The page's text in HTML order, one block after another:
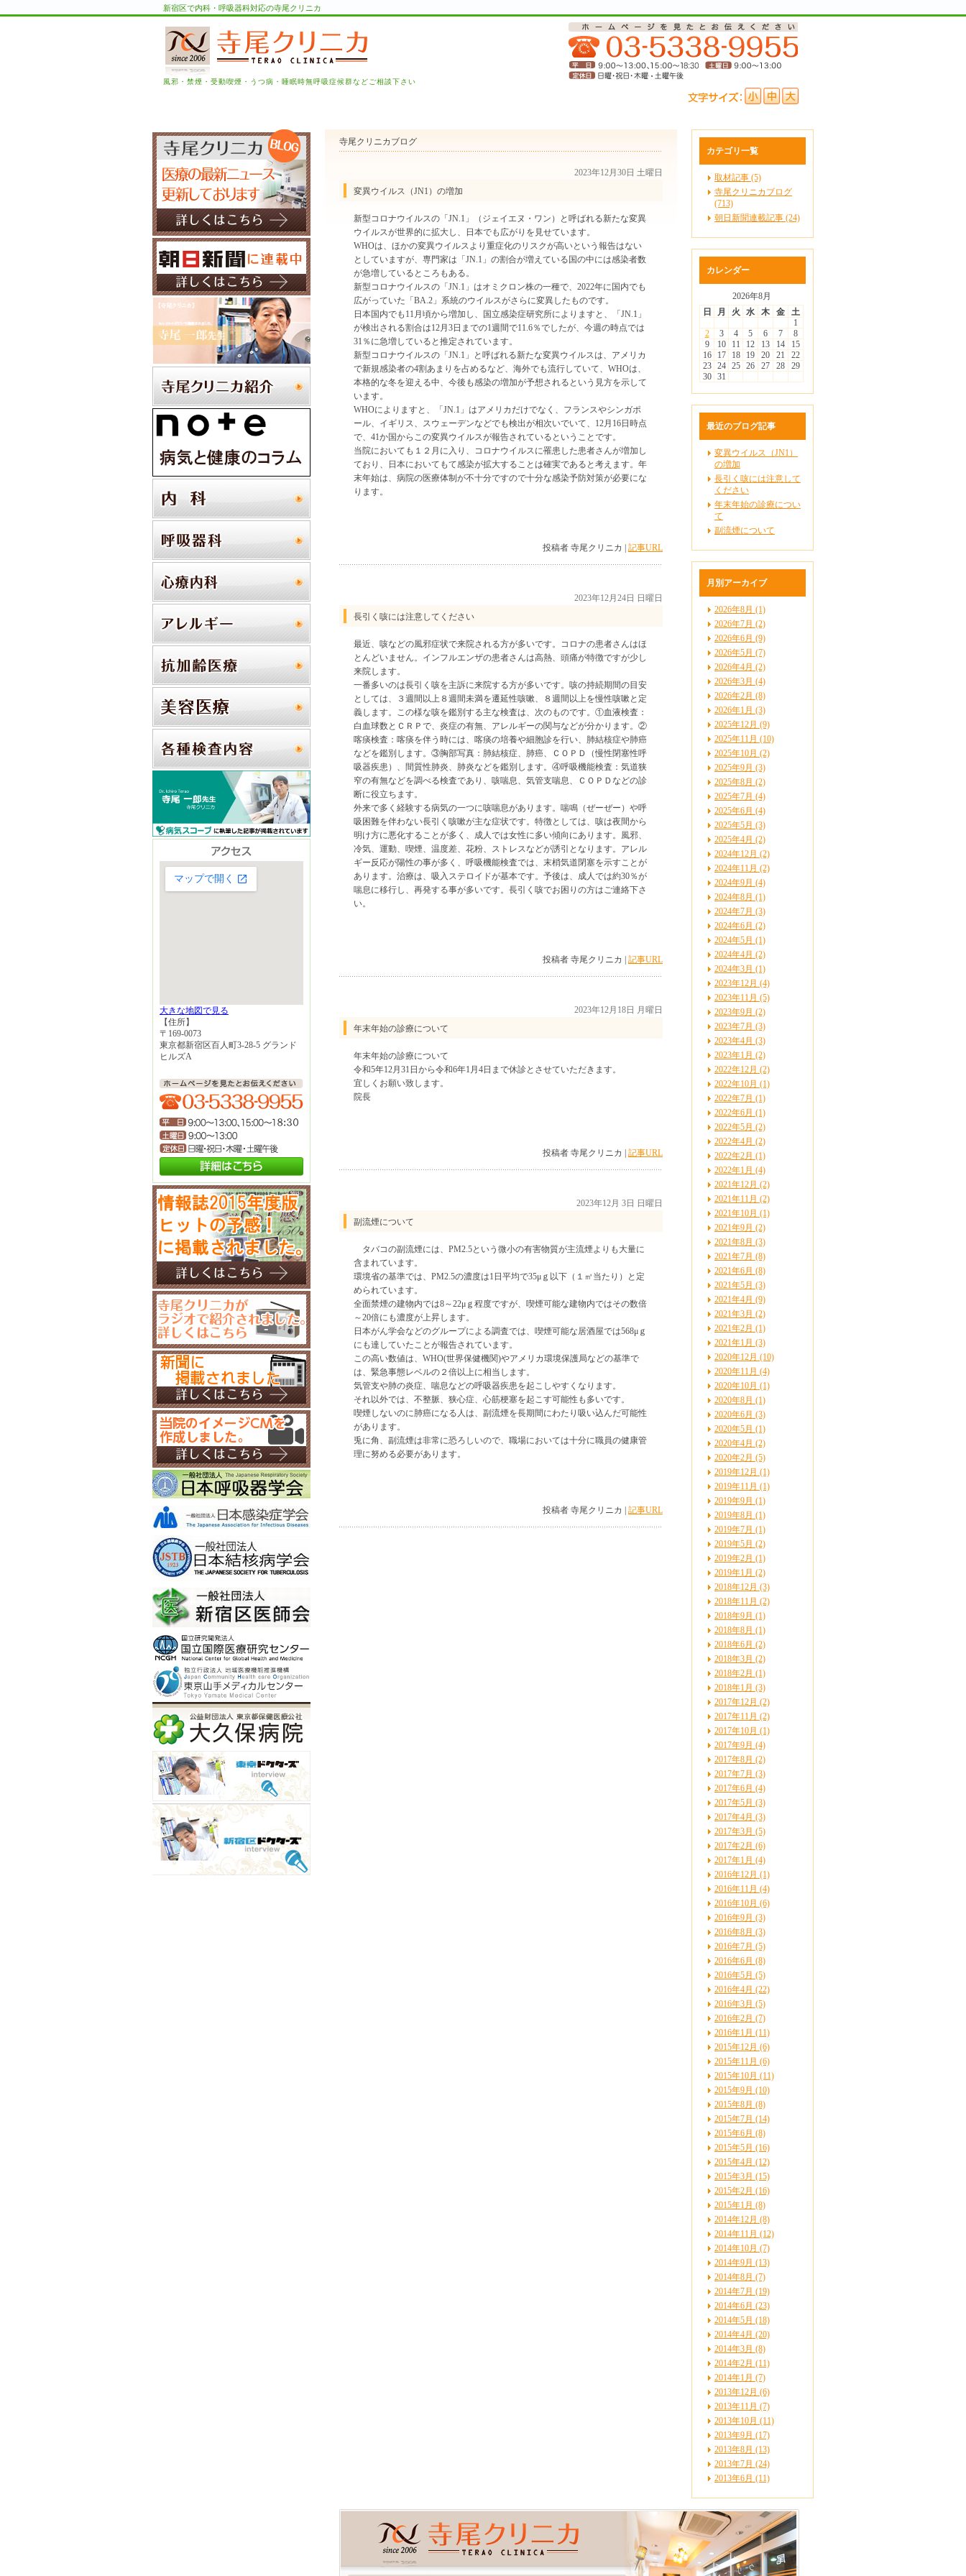
新宿区で内科・呼吸器科対応の寺尾クリニカ
風邪・禁煙・受動喫煙・うつ病・睡眠時無呼吸症候群などご相談下さい
寺尾クリニカブログ
2023年12月30日 土曜日
変異ウイルス（JN1）の増加
新型コロナウイルスの「JN.1」（ジェイエヌ・ワン）と呼ばれる新たな変異
ウイルスが世界的に拡大し、日本でも広がりを見せています。
WHOは、ほかの変異ウイルスより重症化のリスクが高いという報告はない
としていますが、専門家は「JN.1」の割合が増えている国の中には感染者数
が急増しているところもある。
新型コロナウイルスの「JN.1」はオミクロン株の一種で、2022年に国内でも
広がっていた「BA.2」系統のウイルスがさらに変異したものです。
日本国内でも11月頃から増加し、国立感染症研究所によりますと、「JN.1」
が検出される割合は12月3日までの1週間で11.6％でしたが、今週の時点では
31％に急増していると推定されています。
新型コロナウイルスの「JN.1」と呼ばれる新たな変異ウイルスは、アメリカ
で新規感染者の4割あまりを占めるなど、海外でも流行していて、WHOは、
本格的な冬を迎える中、今後も感染の増加が予想されるという見方を示して
います。
WHOによりますと、「JN.1」はアメリカだけでなく、フランスやシンガポ
ール、イギリス、スウェーデンなどでも検出が相次いでいて、12月16日時点
で、41か国からこの変異ウイルスが報告されているということです。
当院においても１２月に入り、コロナウイルスに罹患した患者さんが増加し
ており、日本においてもて感染が拡大することは確実であると考えます。年
末年始は、病院の医療体制が不十分ですので十分な感染予防対策が必要にな
ります。
投稿者 寺尾クリニカ | 記事URL
2023年12月24日 日曜日
長引く咳には注意してください
最近、咳などの風邪症状で来院される方が多いです。コロナの患者さんはほ
とんどいません。インフルエンザの患者さんは高熱、頭痛が特徴ですが少し
来院します。
一番多いのは長引く咳を主訴に来院する方が多いです。咳の持続期間の目安
としては、３週間以上８週間未満を遷延性咳嗽、８週間以上を慢性咳嗽と定
義します。この様な咳を鑑別する主な検査は、次のものです。①血液検査：
白血球数とＣＲＰで、炎症の有無、アレルギーの関与などが分かります。②
喀痰検査：喀痰を伴う時には、喀痰の培養や細胞診を行い、肺結核症や肺癌
などを鑑別します。③胸部写真：肺結核症、肺癌、ＣＯＰＤ（慢性閉塞性呼
吸器疾患）、間質性肺炎、肺炎などを鑑別します。④呼吸機能検査：気道狭
窄の有無などを調べる検査であり、咳喘息、気管支喘息、ＣＯＰＤなどの診
断に役立ちます。
外来で多く経験する病気の一つに咳喘息があります。喘鳴（ぜーぜー）や呼
吸困難を伴わない長引く咳嗽が主な症状です。特徴としては、咳は夜間から
明け方に悪化することが多く、成人では女性に多い傾向にあります。風邪、
冷気、運動、喫煙、温度差、花粉、ストレスなどが誘引となります。アレル
ギー反応が陽性の事が多く、呼吸機能検査では、末梢気道閉塞を示すことが
あります。治療は、吸入ステロイドが基本です。予後は、成人では約30％が
喘息に移行し、再発する事が多いです。長引く咳でお困りの方はご連絡下さ
い。
投稿者 寺尾クリニカ | 記事URL
2023年12月18日 月曜日
年末年始の診療について
年末年始の診療について
令和5年12月31日から令和6年1月4日まで休診とさせていただきます。
宜しくお願い致します。
院長
投稿者 寺尾クリニカ | 記事URL
2023年12月 3日 日曜日
副流煙について
タバコの副流煙には、PM2.5という微小の有害物質が主流煙よりも大量に
含まれています。
環境省の基準では、PM2.5の濃度は1日平均で35μｇ以下（１㎥当たり）と定
められています。
全面禁煙の建物内では8～22μｇ程度ですが、喫煙可能な建物内ではその数倍
～20倍にも濃度が上昇します。
日本がん学会などのグループによる調査では、喫煙可能な居酒屋では568μｇ
にも達していたことが報告されています。
この高い数値は、WHO(世界保健機関)やアメリカ環境保護局などの基準で
は、緊急事態レベルの２倍以上に相当します。
気管支や肺の炎症、喘息などの呼吸器疾患を起こしやすくなります。
それ以外では、不整脈、狭心症、心筋梗塞を起こす可能性も多いです。
喫煙しないのに肺癌になる人は、副流煙を長期間にわたり吸い込んだ可能性
があります。
兎に角、副流煙は非常に恐ろしいので、職場においては十分に職員の健康管
理に努める必要があります。
投稿者 寺尾クリニカ | 記事URL
カテゴリ一覧
取材記事 (5)
寺尾クリニカブログ
(713)
朝日新聞連載記事 (24)
カレンダー
2026年8月
日
月 火 水 木 金
土
1
2
3 4 5 6 7
8
9
10 11 12 13 14
15
16
17 18 19 20 21
22
23
24 25 26 27 28
29
30
31
最近のブログ記事
変異ウイルス（JN1）
の増加
長引く咳には注意して
ください
年末年始の診療につい
て
副流煙について
月別アーカイブ
2026年8月 (1)
2026年7月 (2)
2026年6月 (9)
2026年5月 (7)
2026年4月 (2)
2026年3月 (4)
2026年2月 (8)
2026年1月 (3)
2025年12月 (9)
2025年11月 (10)
2025年10月 (2)
2025年9月 (3)
2025年8月 (2)
2025年7月 (4)
2025年6月 (4)
2025年5月 (3)
2025年4月 (2)
2024年12月 (2)
2024年11月 (2)
2024年9月 (4)
2024年8月 (1)
2024年7月 (3)
2024年6月 (2)
2024年5月 (1)
2024年4月 (2)
2024年3月 (1)
2023年12月 (4)
2023年11月 (5)
2023年9月 (2)
2023年7月 (3)
2023年4月 (3)
2023年1月 (2)
2022年12月 (2)
2022年10月 (1)
2022年7月 (1)
2022年6月 (1)
2022年5月 (2)
2022年4月 (2)
2022年2月 (1)
2022年1月 (4)
2021年12月 (2)
2021年11月 (2)
2021年10月 (1)
2021年9月 (2)
2021年8月 (3)
2021年7月 (8)
2021年6月 (8)
2021年5月 (3)
2021年4月 (9)
2021年3月 (2)
2021年2月 (1)
2021年1月 (3)
2020年12月 (10)
2020年11月 (4)
2020年10月 (1)
2020年8月 (1)
2020年6月 (3)
2020年5月 (1)
2020年4月 (2)
2020年2月 (5)
2019年12月 (1)
2019年11月 (1)
2019年9月 (1)
2019年8月 (1)
2019年7月 (1)
2019年5月 (2)
2019年2月 (1)
2019年1月 (2)
2018年12月 (3)
2018年11月 (2)
2018年9月 (1)
2018年8月 (1)
2018年6月 (2)
2018年3月 (2)
2018年2月 (1)
2018年1月 (3)
2017年12月 (2)
2017年11月 (2)
2017年10月 (1)
2017年9月 (4)
2017年8月 (2)
2017年7月 (3)
2017年6月 (4)
2017年5月 (3)
2017年4月 (3)
2017年3月 (5)
2017年2月 (6)
2017年1月 (4)
2016年12月 (1)
2016年11月 (4)
2016年10月 (6)
2016年9月 (3)
2016年8月 (3)
2016年7月 (5)
2016年6月 (8)
2016年5月 (5)
2016年4月 (22)
2016年3月 (5)
2016年2月 (7)
2016年1月 (11)
2015年12月 (6)
2015年11月 (6)
2015年10月 (11)
2015年9月 (10)
2015年8月 (8)
2015年7月 (14)
2015年6月 (8)
2015年5月 (16)
2015年4月 (12)
2015年3月 (15)
2015年2月 (16)
2015年1月 (8)
2014年12月 (8)
2014年11月 (12)
2014年10月 (7)
2014年9月 (13)
2014年8月 (7)
2014年7月 (19)
2014年6月 (23)
2014年5月 (18)
2014年4月 (20)
2014年3月 (8)
2014年2月 (11)
2014年1月 (7)
2013年12月 (6)
2013年11月 (7)
2013年10月 (11)
2013年9月 (17)
2013年8月 (13)
2013年7月 (24)
2013年6月 (11)
大きな地図で見る
【住所】
〒169-0073
東京都新宿区百人町3-28-5 グランド
ヒルズA